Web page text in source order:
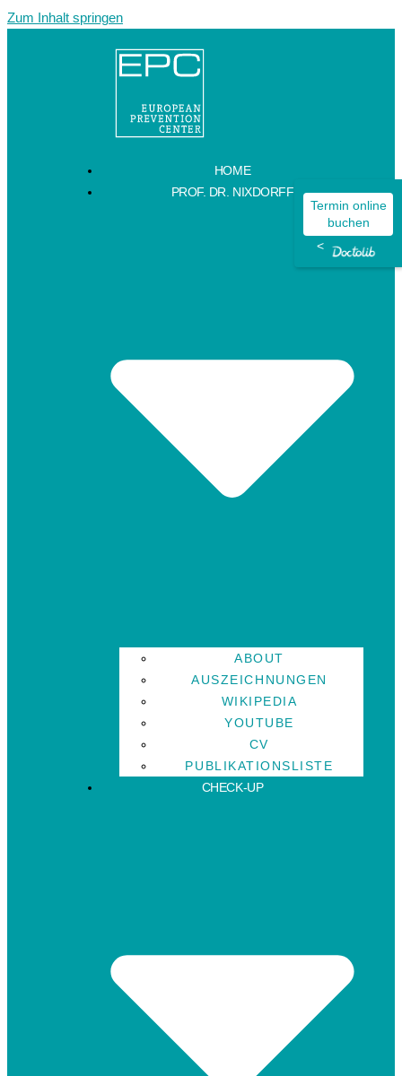
Zum Inhalt springen
HOME
PROF. DR. NIXDORFF
ABOUT
AUSZEICHNUNGEN
WIKIPEDIA
YOUTUBE
CV
PUBLIKATIONSLISTE
CHECK-UP
Termin online
buchen
<